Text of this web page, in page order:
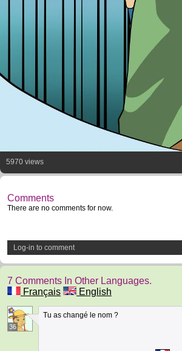
5970 views
Comments
There are no comments for now.
Log-in to comment
7 Comments In Other Languages.
Français
English
36
Tu as changé le nom ?